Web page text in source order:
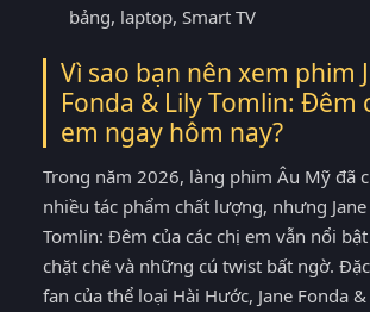
bảng, laptop, Smart TV
Vì sao bạn nên xem phim
Fonda & Lily Tomlin: Đêm
em ngay hôm nay?
Trong năm 2026, làng phim Âu Mỹ đã
nhiều tác phẩm chất lượng, nhưng
Tomlin: Đêm của các chị em vẫn nổi
chặt chẽ và những cú twist bất ngờ.
fan của thể loại Hài Hước, Jane Fonda